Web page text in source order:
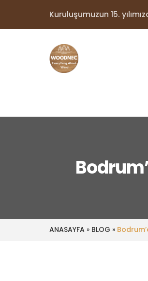
Kuruluşumuzun 15.
ANASAYFA » BLOG »